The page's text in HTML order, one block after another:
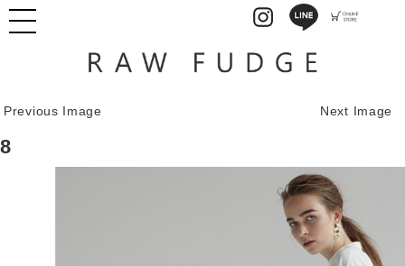
Previous Image Next Image
8